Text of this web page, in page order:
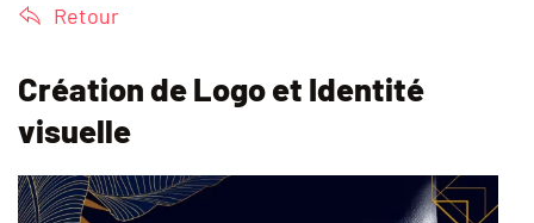
Retour
Création de Logoet Identité
visuelle